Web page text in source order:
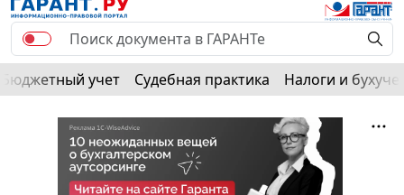
Бюджетный учет Судебная практика Налоги и